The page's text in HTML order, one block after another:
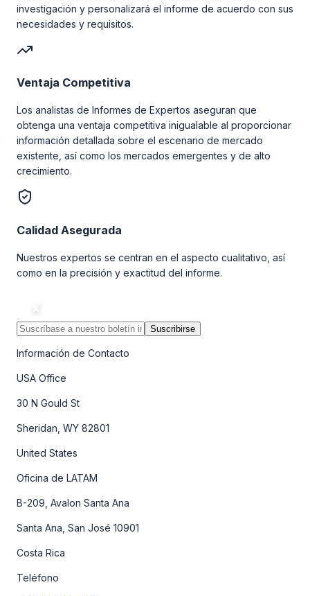
investigación y personalizará el informe de acuerdo con sus
necesidades y requisitos.
Ventaja Competitiva
Los analistas de Informes de Expertos aseguran que
obtenga una ventaja competitiva inigualable al proporcionar
información detallada sobre el escenario de mercado
existente, así como los mercados emergentes y de alto
crecimiento.
Calidad Asegurada
Nuestros expertos se centran en el aspecto cualitativo, así
como en la precisión y exactitud del informe.
Suscribirse
Información de Contacto
USA Office
30 N Gould St
Sheridan, WY 82801
United States
Oficina de LATAM
B-209, Avalon Santa Ana
Santa Ana, San José 10901
Costa Rica
Teléfono